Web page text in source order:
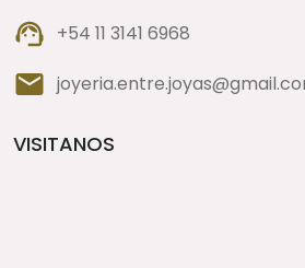
Dijes
Dijes Animales
+54 11 3141 6968
VISITANOS